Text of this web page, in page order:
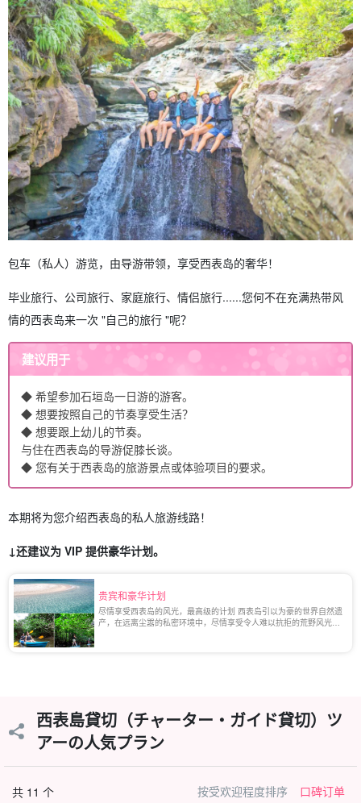
包车（私人）游览，由导游带领，享受西表岛的奢华！
毕业旅行、公司旅行、家庭旅行、情侣旅行......您何不在充满热带风
情的西表岛来一次 "自己的旅行 "呢？
建议用于
◆ 希望参加石垣岛一日游的游客。
◆ 想要按照自己的节奏享受生活？
◆ 想要跟上幼儿的节奏。
与住在西表岛的导游促膝长谈。
◆ 您有关于西表岛的旅游景点或体验项目的要求。
本期将为您介绍西表岛的私人旅游线路！
↓还建议为 VIP 提供豪华计划。
贵宾和豪华计划
尽情享受西表岛的风光，最高级的计划 西表岛引以为豪的世界自然遗
产，在远离尘嚣的私密环境中，尽情享受令人难以抗拒的荒野风光。
西表島貸切（チャーター・ガイド貸切）ツ
アーの人気プラン
共 11 个 按受欢迎程度排序 口碑订单